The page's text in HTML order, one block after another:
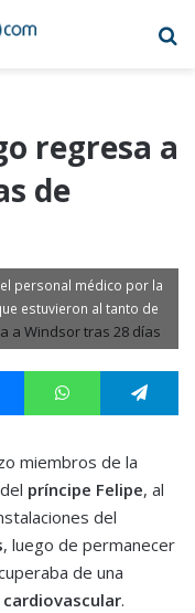
regresa a
de
personal médico por la
estuvieron al tanto de
MessengerWhatsApp
miembros de la
príncipe Felipe, al
del
, luego de permanecer
de una
.